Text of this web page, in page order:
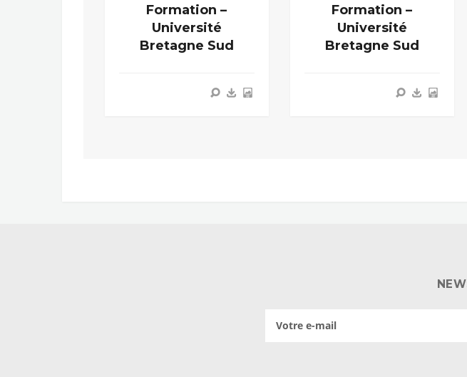
Formation –
Université
Bretagne Sud
Formation –
Université
Bretagne Sud